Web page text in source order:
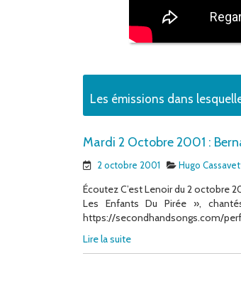
Les émissions dans
Mardi 2 Octobre 2001 :
2 octobre 2001 Hugo
Écoutez C’est Lenoir du 2 octobre
Les Enfants Du Pirée »,
https://secondhandsongs.com/
Lire la suite